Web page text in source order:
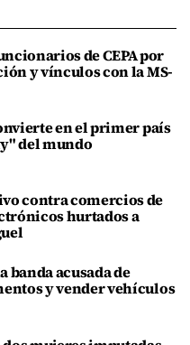
de CEPA por
y vínculos con la MS-
en el primer país
del mundo
contra comercios de
hurtados a
banda acusada de
y vender vehículos